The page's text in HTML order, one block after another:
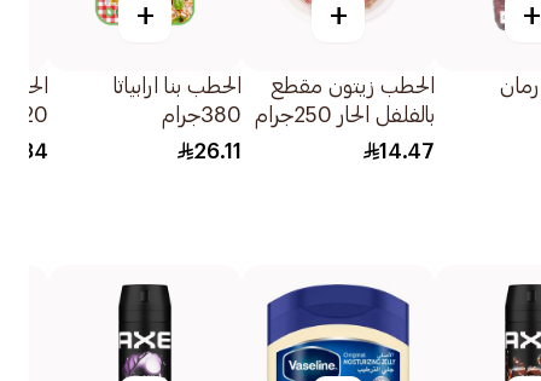
+
+
الحطب زيتون مقطع
بالفلفل الحار 250جرام
14.47
+
الحطب بنا ارابياتا
380جرام
26.11
220جرام